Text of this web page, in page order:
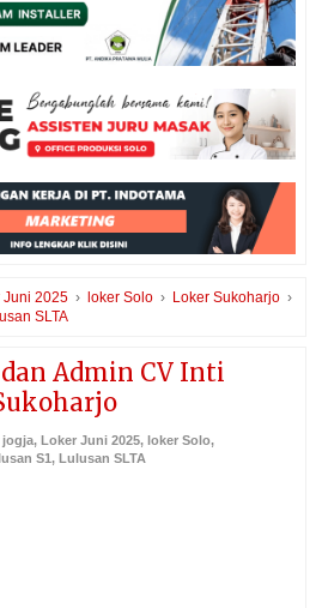
Juni 2025 › loker Solo › Loker Sukoharjo ›
SLTA
Admin CV Inti
jogja, Loker Juni 2025, loker Solo,
S1, Lulusan SLTA